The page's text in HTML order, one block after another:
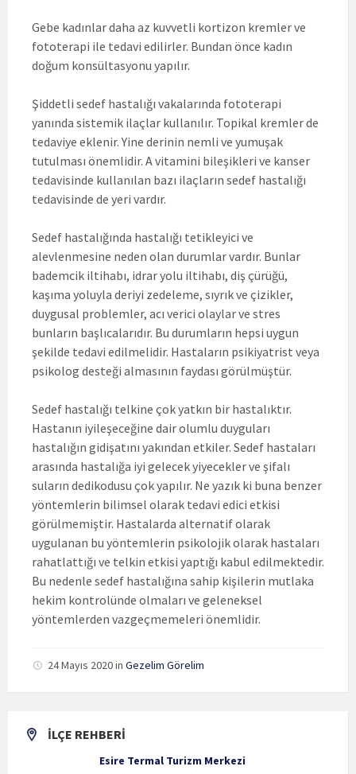
Gebe kadınlar daha az kuvvetli kortizon kremler ve
fototerapi ile tedavi edilirler. Bundan önce kadın
doğum konsültasyonu yapılır.
Şiddetli sedef hastalığı vakalarında fototerapi
yanında sistemik ilaçlar kullanılır. Topikal kremler de
tedaviye eklenir. Yine derinin nemli ve yumuşak
tutulması önemlidir. A vitamini bileşikleri ve kanser
tedavisinde kullanılan bazı ilaçların sedef hastalığı
tedavisinde de yeri vardır.
Sedef hastalığında hastalığı tetikleyici ve
alevlenmesine neden olan durumlar vardır. Bunlar
bademcik iltihabı, idrar yolu iltihabı, diş çürüğü,
kaşıma yoluyla deriyi zedeleme, sıyrık ve çizikler,
duygusal problemler, acı verici olaylar ve stres
bunların başlıcalarıdır. Bu durumların hepsi uygun
şekilde tedavi edilmelidir. Hastaların psikiyatrist veya
psikolog desteği almasının faydası görülmüştür.
Sedef hastalığı telkine çok yatkın bir hastalıktır.
Hastanın iyileşeceğine dair olumlu duyguları
hastalığın gidişatını yakından etkiler. Sedef hastaları
arasında hastalığa iyi gelecek yiyecekler ve şifalı
suların dedikodusu çok yapılır. Ne yazık ki buna benzer
yöntemlerin bilimsel olarak tedavi edici etkisi
görülmemiştir. Hastalarda alternatif olarak
uygulanan bu yöntemlerin psikolojik olarak hastaları
rahatlattığı ve telkin etkisi yaptığı kabul edilmektedir.
Bu nedenle sedef hastalığına sahip kişilerin mutlaka
hekim kontrolünde olmaları ve geleneksel
yöntemlerden vazgeçmemeleri önemlidir.
24 Mayıs 2020in Gezelim Görelim
İLÇE REHBERİ
Esire Termal Turizm Merkezi